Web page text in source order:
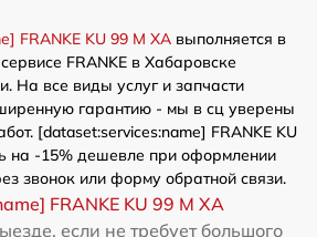
FRANKE KU 99 M XA выполняется в
FRANKE в Хабаровске
На все виды услуг и запчасти
гарантию - мы в сц уверены
[dataset:services:name] FRANKE KU
на -15% дешевле при оформлении
звонок или форму обратной связи.
FRANKE KU 99 M XA
если не требует большого